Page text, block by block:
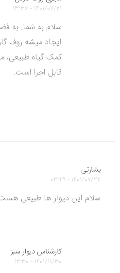
1401/07/21 - 13:36
سلام به شما. به
ایجاد میشه روف
کمک گیاه طبیعی،
قابل اجرا است.
بشارتی
1401/07/22 - 03:49
سلام این دیوار ها طبیعی
کارشناس دیوار سبز
1401/11/30 - 12:30